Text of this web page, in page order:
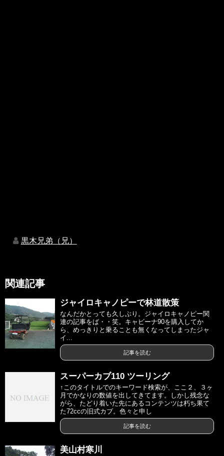
黒木兄弟（兄）
関連記事
ジャイロキャノピーで林道散策
なんだかとっても久しぶり。ジャイロキャノピー関
連の記事をば・・笑。キャビーナ90を購入してか
ら、めっきりと乗ることも無くなってしまったジャ
イ...
記事を読む
スーパーカブ110 ツーリング
↑このタイトルでのキーワード検索が、ここ２、３ヶ
月でかなりの数値を出してきてます。しかし残念な
がら、たどり着いた先にあるコンテンツは朽ち果て
た72ccの旧式カブ。色々と申し
記事を読む
美山村寒川